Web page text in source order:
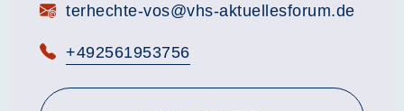
E-Mail:terhechte-vos@vhs-aktuellesforum.de
Telefon:
+492561953756